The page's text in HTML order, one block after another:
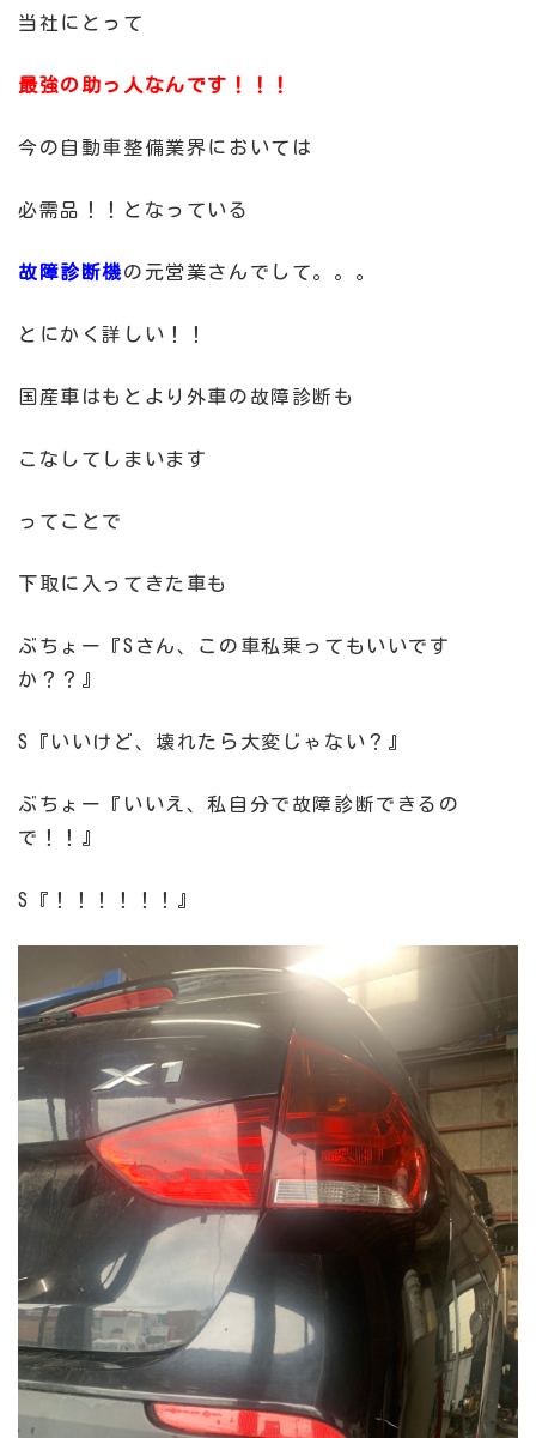
当社にとって
最強の助っ人なんです！！！
今の自動車整備業界においては
必需品！！となっている
故障診断機の元営業さんでして。。。
とにかく詳しい！！
国産車はもとより外車の故障診断も
こなしてしまいます
ってことで
下取に入ってきた車も
ぶちょー『Sさん、この車私乗ってもいいです
か？？』
S『いいけど、壊れたら大変じゃない？』
ぶちょー『いいえ、私自分で故障診断できるの
で！！』
S『！！！！！！』